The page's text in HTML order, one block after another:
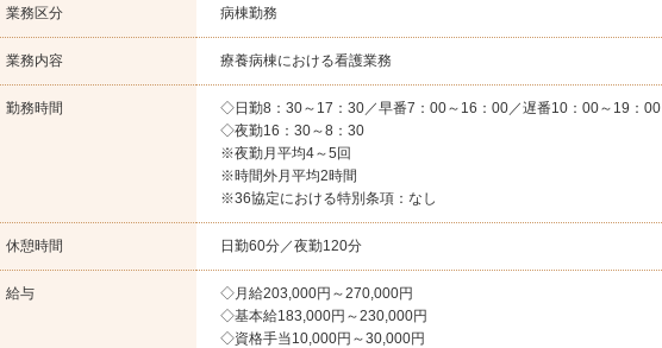
業務区分 病棟勤務
業務内容 療養病棟における看護業務
勤務時間
◇日勤8：30～17：30／早番7：00～16：00／遅番10：00～19：00
◇夜勤16：30～8：30
※夜勤月平均4～5回
※時間外月平均2時間
※36協定における特別条項：なし
休憩時間 日勤60分／夜勤120分
給与
◇月給203,000円～270,000円
◇基本給183,000円～230,000円
◇資格手当10,000円～30,000円